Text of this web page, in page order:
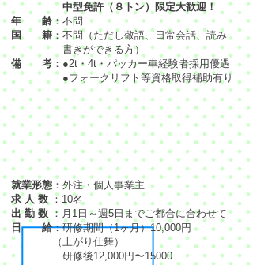
中型免許（８トン）限定大歓迎！
年 齢 ：不問
国 籍 ：不問（ただし敬語、日常会話、読み
書きができる方）
備 考 ：●2t・4t・パッカー車経験者採用優遇
●フォークリフト等資格取得補助有り
就業形態 ：外注・個人事業主
求 人 数 ：10名
出 勤 数 ：月1日～週5日までご都合に合わせて
日 給：研修期間（1ヶ月）10,000円
（上がり仕舞）
研修後12,000円〜15000